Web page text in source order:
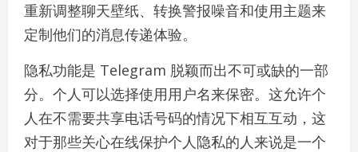
重新调整聊天壁纸、转换警报噪音和使用主题来
定制他们的消息传递体验。
隐私功能是 Telegram 脱颖而出不可或缺的一部
分。个人可以选择使用用户名来保密。这允许个
人在不需要共享电话号码的情况下相互互动，这
对于那些关心在线保护个人隐私的人来说是一个